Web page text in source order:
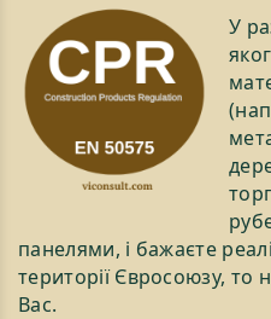
У
панелями, і бажаєте
території Євросоюзу, то
Вас.